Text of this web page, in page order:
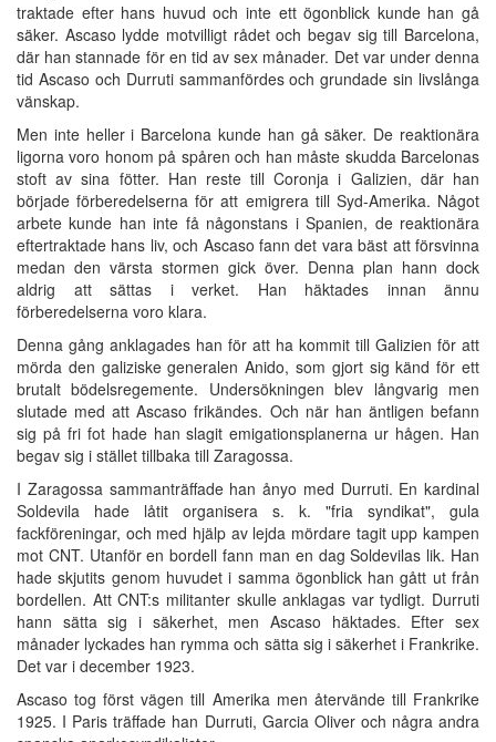
traktade efter hans huvud och inte ett ögonblick kunde han gå
säker. Ascaso lydde motvilligt rådet och begav sig till Barcelona,
där han stannade för en tid av sex månader. Det var under denna
tid Ascaso och Durruti sammanfördes och grundade sin livslånga
vänskap.
Men inte heller i Barcelona kunde han gå säker. De reaktionära
ligorna voro honom på spåren och han måste skudda Barcelonas
stoft av sina fötter. Han reste till Coronja i Galizien, där han
började förberedelserna för att emigrera till Syd-Amerika. Något
arbete kunde han inte få någonstans i Spanien, de reaktionära
eftertraktade hans liv, och Ascaso fann det vara bäst att försvinna
medan den värsta stormen gick över. Denna plan hann dock
aldrig att sättas i verket. Han häktades innan ännu
förberedelserna voro klara.
Denna gång anklagades han för att ha kommit till Galizien för att
mörda den galiziske generalen Anido, som gjort sig känd för ett
brutalt bödelsregemente. Undersökningen blev långvarig men
slutade med att Ascaso frikändes. Och när han äntligen befann
sig på fri fot hade han slagit emigationsplanerna ur hågen. Han
begav sig i stället tillbaka till Zaragossa.
I Zaragossa sammanträffade han ånyo med Durruti. En kardinal
Soldevila hade låtit organisera s. k. "fria syndikat", gula
fackföreningar, och med hjälp av lejda mördare tagit upp kampen
mot CNT. Utanför en bordell fann man en dag Soldevilas lik. Han
hade skjutits genom huvudet i samma ögonblick han gått ut från
bordellen. Att CNT:s militanter skulle anklagas var tydligt. Durruti
hann sätta sig i säkerhet, men Ascaso häktades. Efter sex
månader lyckades han rymma och sätta sig i säkerhet i Frankrike.
Det var i december 1923.
Ascaso tog först vägen till Amerika men återvände till Frankrike
1925. I Paris träffade han Durruti, Garcia Oliver och några andra